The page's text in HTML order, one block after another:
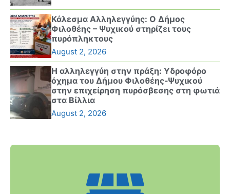
Κάλεσμα Αλληλεγγύης: Ο Δήμος
Φιλοθέης – Ψυχικού στηρίζει τους
πυρόπληκτους
August 2, 2026
Η αλληλεγγύη στην πράξη: Υδροφόρο
όχημα του Δήμου Φιλοθέης-Ψυχικού
στην επιχείρηση πυρόσβεσης στη φωτιά
στα Βίλλια
August 2, 2026